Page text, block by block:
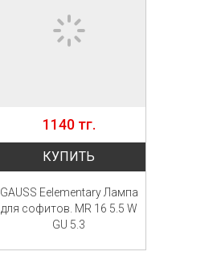
1140 тг.
КУПИТЬ
GAUSS Eelementary Лампа
для софитов. MR 16 5.5 W
GU 5.3